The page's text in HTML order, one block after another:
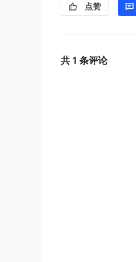
点赞
共 1 条评论